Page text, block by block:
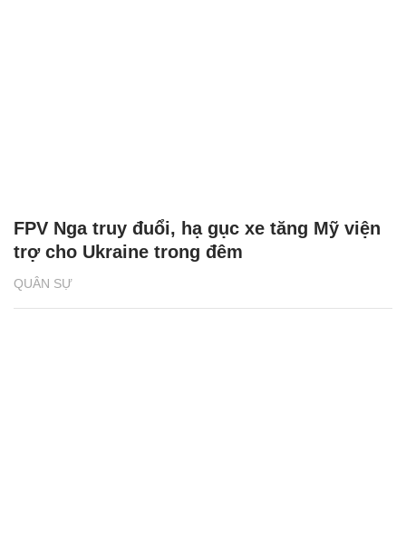
QUÂN SỰ
FPV Nga truy đuổi, hạ gục xe tăng Mỹ viện
trợ cho Ukraine trong đêm